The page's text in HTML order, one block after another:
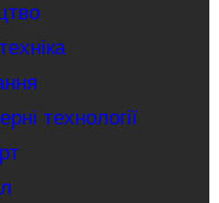
технології